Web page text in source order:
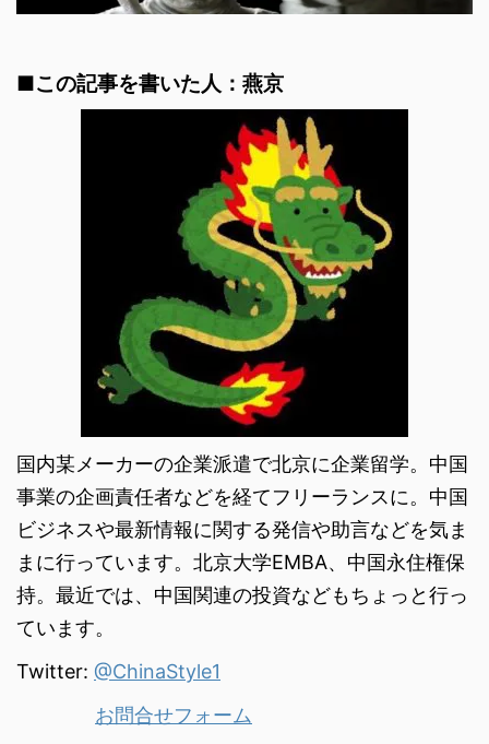
■この記事を書いた人：燕京
国内某メーカーの企業派遣で北京に企業留学。中国
事業の企画責任者などを経てフリーランスに。中国
ビジネスや最新情報に関する発信や助言などを気ま
まに行っています。北京大学EMBA、中国永住権保
持。最近では、中国関連の投資などもちょっと行っ
ています。
Twitter: @ChinaStyle1
お問合せフォーム